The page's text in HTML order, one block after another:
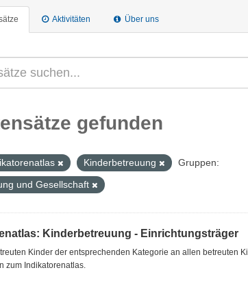
Aktivitäten Über uns
gefunden
Kinderbetreuung
Gruppen:
und Gesellschaft
Kinderbetreuung - Einrichtungsträger
Kinder der entsprechenden Kategorie an allen betreuten
zum Indikatorenatlas.